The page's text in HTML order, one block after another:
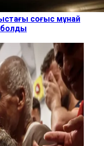
соғыс мұнай
болды